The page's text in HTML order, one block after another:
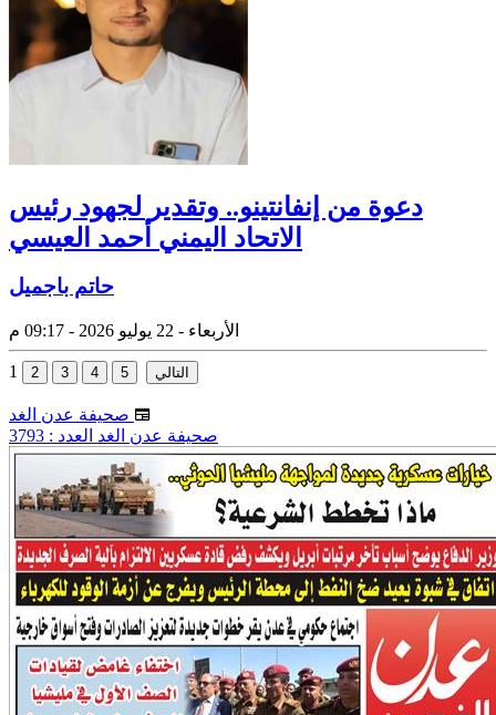
دعوة من إنفانتينو.. وتقدير لجهود رئيس
الاتحاد اليمني أحمد العيسي
حاتم باجميل
الأربعاء - 22 يوليو 2026 - 09:17 م
1
صحيفة عدن الغد العدد : 3793